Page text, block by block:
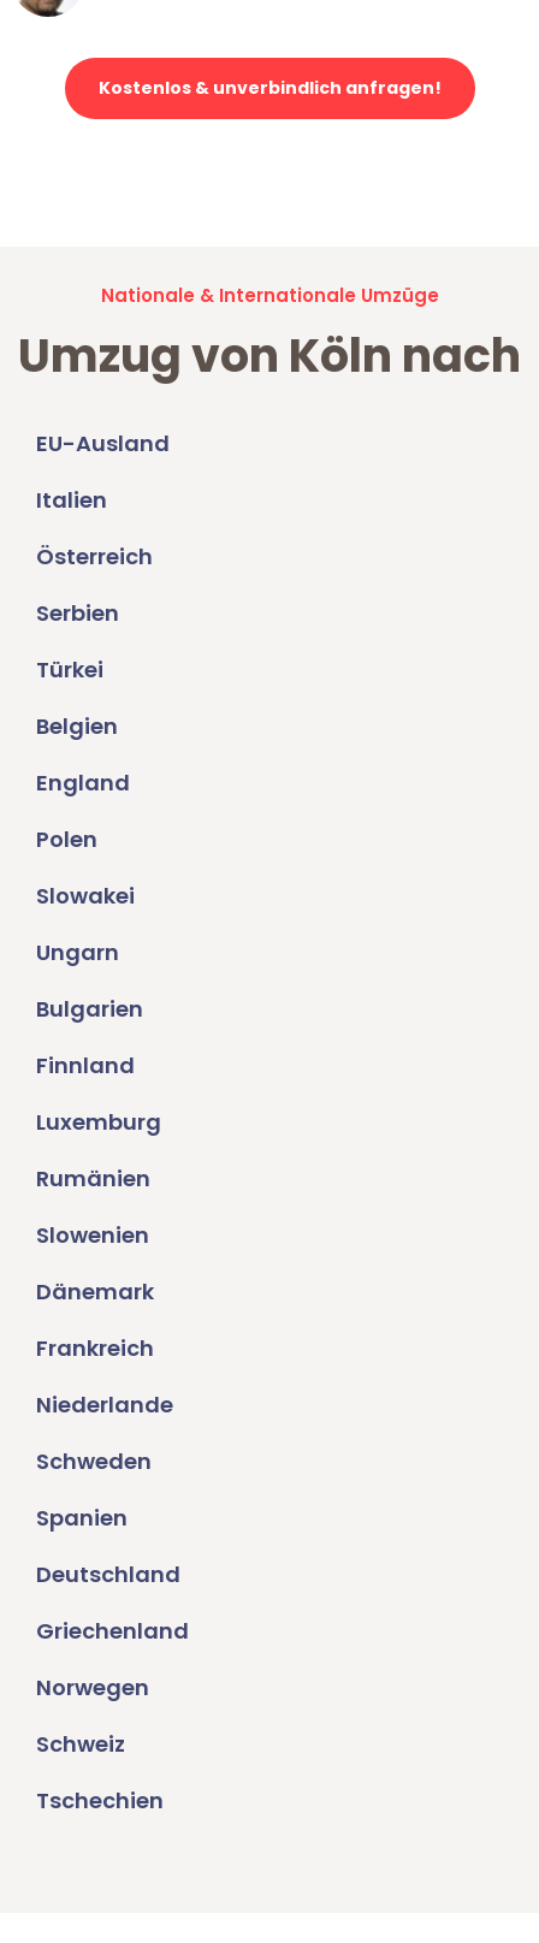
Kostenlos & unverbindlich anfragen!
Nationale & Internationale Umzüge
Umzug von Köln nach
EU-Ausland
Italien
Österreich
Serbien
Türkei
Belgien
England
Polen
Slowakei
Ungarn
Bulgarien
Finnland
Luxemburg
Rumänien
Slowenien
Dänemark
Frankreich
Niederlande
Schweden
Spanien
Deutschland
Griechenland
Norwegen
Schweiz
Tschechien